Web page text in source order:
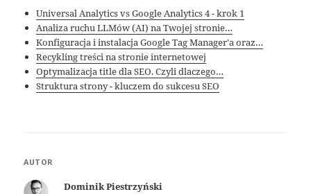
Universal Analytics vs Google Analytics 4 - krok 1
Analiza ruchu LLMów (AI) na Twojej stronie…
Konfiguracja i instalacja Google Tag Manager'a oraz…
Recykling treści na stronie internetowej
Optymalizacja title dla SEO. Czyli dlaczego…
Struktura strony - kluczem do sukcesu SEO
AUTOR
Dominik Piestrzyński